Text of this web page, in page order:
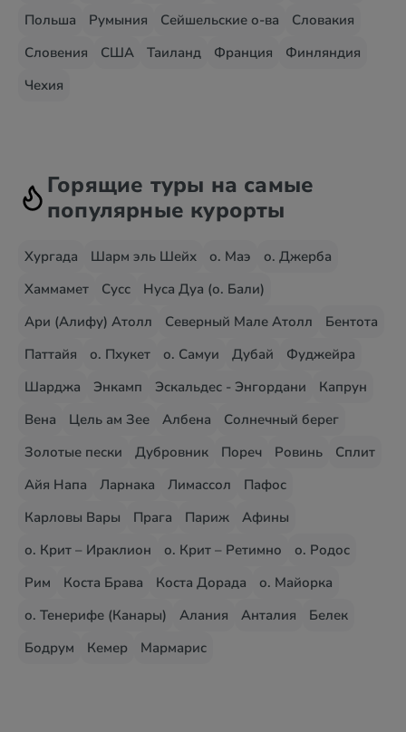
Польша Румыния Сейшельские о-ва
Словакия
Словения
США Таиланд Франция
Финляндия
Чехия
Горящие туры на самые
популярные курорты
Хургада Шарм эль Шейх о. Маэ
о. Джерба
Хаммамет
Сусс
Нуса Дуа (о. Бали)
Ари (Алифу) Атолл
Северный Мале Атолл
Бентота
Паттайя
о. Пхукет о. Самуи Дубай
Фуджейра
Шарджа
Энкамп Эскальдес - Энгордани
Капрун
Вена
Цель ам Зее Албена
Солнечный берег
Золотые пески
Дубровник Пореч Ровинь
Сплит
Айя Напа
Ларнака Лимассол
Пафос
Карловы Вары
Прага Париж
Афины
о. Крит – Ираклион
о. Крит – Ретимно
о. Родос
Рим
Коста Брава Коста Дорада
о. Майорка
о. Тенерифе (Канары)
Алания Анталия
Белек
Бодрум
Кемер Мармарис